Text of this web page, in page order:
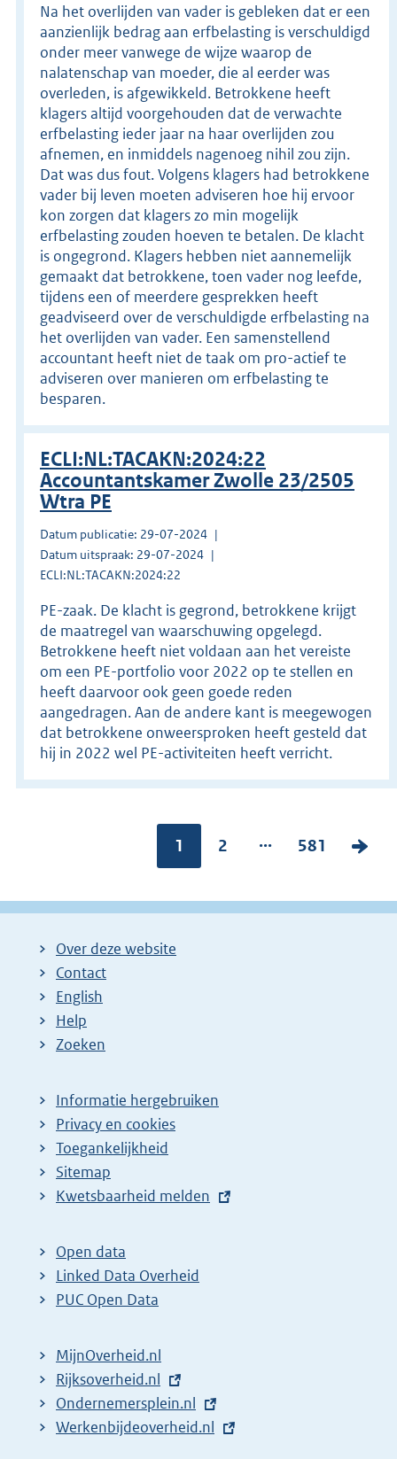
Na het overlijden van vader is gebleken dat er een
aanzienlijk bedrag aan erfbelasting is verschuldigd
onder meer vanwege de wijze waarop de
nalatenschap van moeder, die al eerder was
overleden, is afgewikkeld. Betrokkene heeft
klagers altijd voorgehouden dat de verwachte
erfbelasting ieder jaar na haar overlijden zou
afnemen, en inmiddels nagenoeg nihil zou zijn.
Dat was dus fout. Volgens klagers had betrokkene
vader bij leven moeten adviseren hoe hij ervoor
kon zorgen dat klagers zo min mogelijk
erfbelasting zouden hoeven te betalen. De klacht
is ongegrond. Klagers hebben niet aannemelijk
gemaakt dat betrokkene, toen vader nog leefde,
tijdens een of meerdere gesprekken heeft
geadviseerd over de verschuldigde erfbelasting na
het overlijden van vader. Een samenstellend
accountant heeft niet de taak om pro-actief te
adviseren over manieren om erfbelasting te
besparen.
ECLI:NL:TACAKN:2024:22
Accountantskamer Zwolle 23/2505
Wtra PE
Datum publicatie: 29-07-2024
Datum uitspraak: 29-07-2024
ECLI:NL:TACAKN:2024:22
PE-zaak. De klacht is gegrond, betrokkene krijgt
de maatregel van waarschuwing opgelegd.
Betrokkene heeft niet voldaan aan het vereiste
om een PE-portfolio voor 2022 op te stellen en
heeft daarvoor ook geen goede reden
aangedragen. Aan de andere kant is meegewogen
dat betrokkene onweersproken heeft gesteld dat
hij in 2022 wel PE-activiteiten heeft verricht.
Pagina:
1
P
g
2 ...
P
g
581
V
l
Over deze website
Contact
English
Help
Zoeken
Informatie hergebruiken
Privacy en cookies
Toegankelijkheid
Sitemap
E
t
e
r
l
i
n
k
Kwetsbaarheid melden
Open data
Linked Data Overheid
PUC Open Data
MijnOverheid.nl
E
x
t
Rijksoverheid.nl
E
x
Ondernemersplein.nl
E
Werkenbijdeoverheid.nl